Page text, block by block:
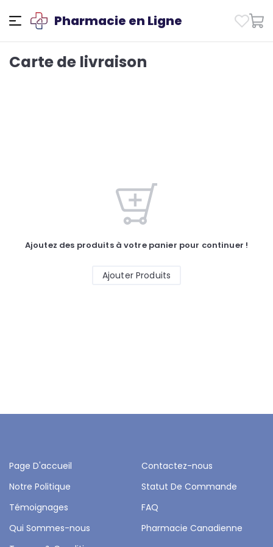
Pharmacie en Ligne
Carte de livraison
Ajoutez des produits à votre panier pour continuer !
Ajouter Produits
Page D'accueil
Contactez-nous
Notre Politique
Statut De Commande
Témoignages
FAQ
Qui Sommes-nous
Pharmacie Canadienne